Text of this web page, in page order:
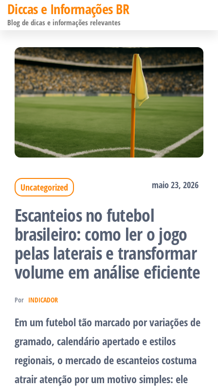
Pular
para
conteúdo
Diccas e Informações BR
Blog de dicas e informações relevantes
Uncategorized maio 23, 2026
Escanteios no futebol
brasileiro: como ler o jogo
pelas laterais e transformar
volume em análise eficiente
Por INDICADOR
Em um futebol tão marcado por variações de
gramado, calendário apertado e estilos
regionais, o mercado de escanteios costuma
atrair atenção por um motivo simples: ele